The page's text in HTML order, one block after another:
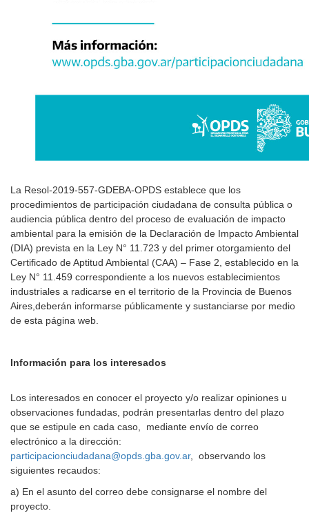
La Resol-2019-557-GDEBA-OPDS establece que los
procedimientos de participación ciudadana de consulta pública o
audiencia pública dentro del proceso de evaluación de impacto
ambiental para la emisión de la Declaración de Impacto Ambiental
(DIA) prevista en la Ley N° 11.723 y del primer otorgamiento del
Certificado de Aptitud Ambiental (CAA) – Fase 2, establecido en la
Ley N° 11.459 correspondiente a los nuevos establecimientos
industriales a radicarse en el territorio de la Provincia de Buenos
Aires,deberán informarse públicamente y sustanciarse por medio
de esta página web.
Información para los interesados
Los interesados en conocer el proyecto y/o realizar opiniones u
observaciones fundadas, podrán presentarlas dentro del plazo
que se estipule en cada caso, mediante envío de correo
electrónico a la dirección:
participacionciudadana@opds.gba.gov.ar, observando los
siguientes recaudos:
a) En el asunto del correo debe consignarse el nombre del
proyecto.